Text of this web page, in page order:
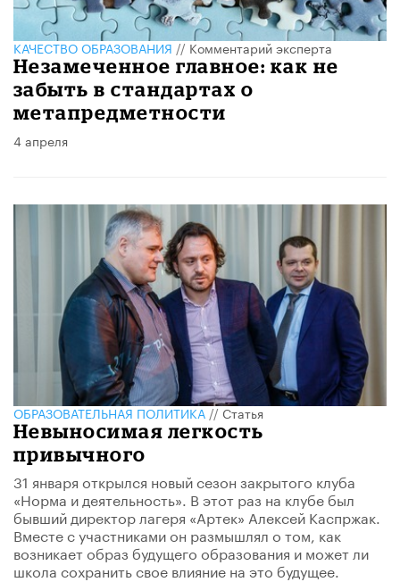
КАЧЕСТВО ОБРАЗОВАНИЯ//Комментарий эксперта
Незамеченное главное: как не
забыть в стандартах о
метапредметности
4 апреля
ОБРАЗОВАТЕЛЬНАЯ ПОЛИТИКА//Статья
Невыносимая легкость
привычного
31 января открылся новый сезон закрытого клуба
«Норма и деятельность». В этот раз на клубе был
бывший директор лагеря «Артек» Алексей Каспржак.
Вместе с участниками он размышлял о том, как
возникает образ будущего образования и может ли
школа сохранить свое влияние на это будущее.